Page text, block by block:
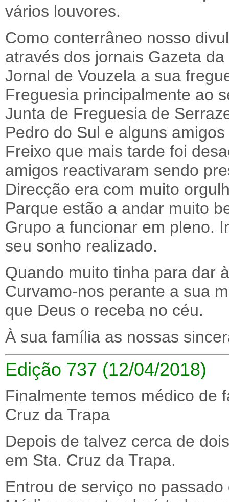
vários louvores.
Como conterrâneo nosso
através dos jornais Gazeta
Jornal de Vouzela a sua
Freguesia principalmente ao
Junta de Freguesia de
Pedro do Sul e alguns
Freixo que mais tarde foi
amigos reactivaram sendo
Direcção era com muito
Parque estão a andar muito
Grupo a funcionar em pleno.
seu sonho realizado.
Quando muito tinha para dar
Curvamo-nos perante a sua
que Deus o receba no céu.
À sua família as nossas
Edição 737 (12/04/2018)
Finalmente temos médico de
Cruz da Trapa
Depois de talvez cerca de
em Sta. Cruz da Trapa.
Entrou de serviço no